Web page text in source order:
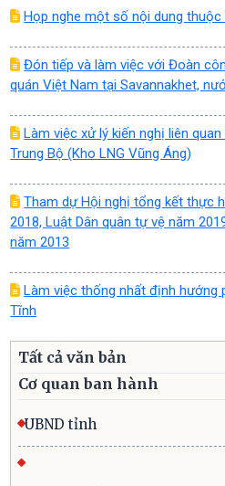
Họp nghe một số nội dung
Đón tiếp và làm việc với Đoàn
quán Việt Nam tại Savannakhet,
Làm việc xử lý kiến nghị liên
Trung Bộ (Kho LNG Vũng Áng)
Tham dự Hội nghị tổng kết thực
2018, Luật Dân quân tự vệ năm
năm 2013
Làm việc thống nhất định hướng
Tĩnh
Tất cả văn bản
Cơ quan ban hành
UBND tỉnh